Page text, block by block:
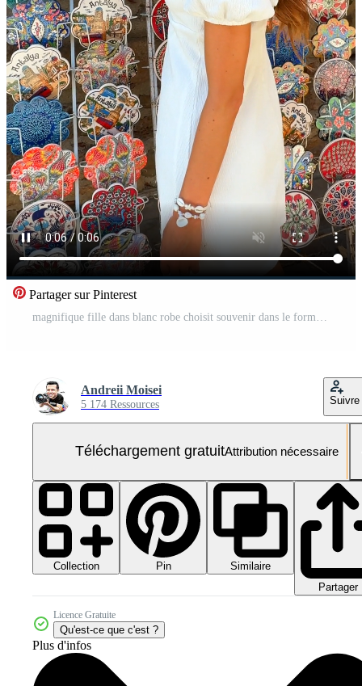
Partager sur Pinterest
Andreii Moisei
5 174 Ressources Suivre
Téléchargement gratuitAttribution nécessaire
Collection Pin
Similaire
Partager
Licence Gratuite
Qu'est-ce que c'est ?
Plus d'infos